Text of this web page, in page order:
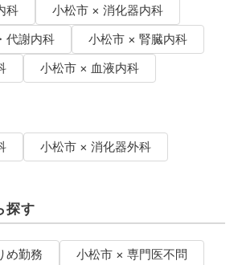
科
小松市 × 消化器内科
代謝内科
小松市 × 腎臓内科
小松市 × 血液内科
小松市 × 消化器外科
探す
め勤務
小松市 × 専門医不問